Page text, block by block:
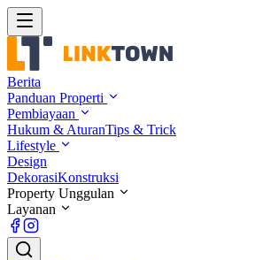
Berita
Panduan Properti
Pembiayaan
Hukum & AturanTips & Trick
Lifestyle
Design
DekorasiKonstruksi
Property Unggulan
Layanan